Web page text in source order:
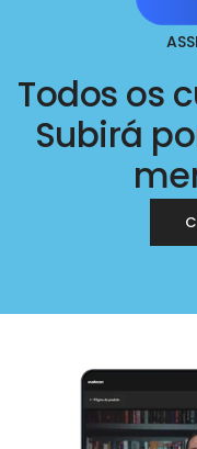
Todos os
Subirá